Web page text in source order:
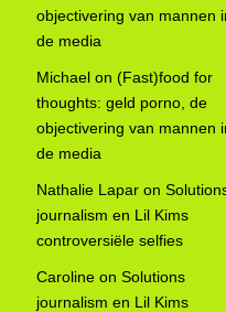
objectivering van mannen
de media
Michael on (Fast)food for
thoughts: geld porno, de
objectivering van mannen
de media
Nathalie Lapar on
journalism en Lil Kims
controversiële selfies
Caroline on Solutions
journalism en Lil Kims